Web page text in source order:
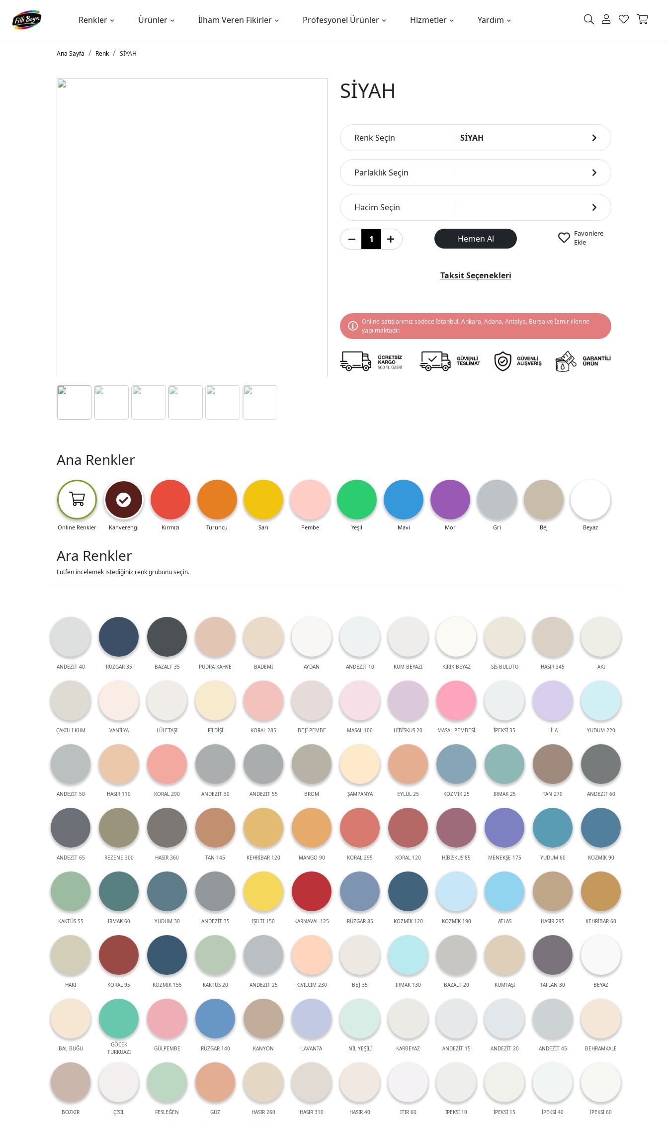
Renkler Ürünler İlham Veren Fikirler Profesyonel Ürünler Hizmetler Yardım
Ana Sayfa Renk SİYAH
SİYAH
Renk Seçin SİYAH
Parlaklık Seçin
Hacim Seçin
Hemen Al
Favorilere
Ekle
Taksit Seçenekleri
Online satışlarımız sadece İstanbul, Ankara, Adana, Antalya, Bursa ve İzmir illerine
yapılmaktadır.
Ana Renkler
Online Renkler Kahverengi Kırmızı Turuncu Sarı Pembe Yeşil Mavi Mor Gri Bej Beyaz
Ara Renkler
Lütfen incelemek istediğiniz renk grubunu seçin.
ANDEZİT 40 RÜZGAR 35 BAZALT 35 PUDRA KAHVE BADEMİ AYDAN ANDEZİT 10 KUM BEYAZI KIRIK BEYAZ SİS BULUTU HASIR 345 AKİ
ÇAKILLI KUM VANİLYA LÜLETAŞI FİLDİŞİ KORAL 285 BEJİ PEMBE MASAL 100 HİBİSKUS 20 MASAL PEMBESİ İPEKSİ 35 LİLA YUDUM 220
ANDEZİT 50 HASIR 110 KORAL 290 ANDEZİT 30 ANDEZİT 55 BROM ŞAMPANYA EYLÜL 25 KOZMİK 25 IRMAK 25 TAN 270 ANDEZİT 60
ANDEZİT 65 REZENE 300 HASIR 360 TAN 145 KEHRİBAR 120 MANGO 90 KORAL 295 KORAL 120 HİBİSKUS 85 MENEKŞE 175 YUDUM 60 KOZMİK 90
KAKTÜS 55 IRMAK 60 YUDUM 30 ANDEZİT 35 IŞILTI 150 KARNAVAL 125 RÜZGAR 85 KOZMİK 120 KOZMİK 190 ATLAS HASIR 295 KEHRİBAR 60
HAKİ KORAL 95 KOZMİK 155 KAKTÜS 20 ANDEZİT 25 KIVILCIM 230 BEJ 35 IRMAK 130 BAZALT 20 KUMTAŞI TAFLAN 30 BEYAZ
BAL BUĞU
GÖCEK
TURKUAZI
GÜLPEMBE RÜZGAR 140 KANYON LAVANTA NİL YEŞİLİ KARBEYAZ ANDEZİT 15 ANDEZİT 20 ANDEZİT 45 BEHRAMKALE
BOZKIR ÇİSİL FESLEĞEN GÜZ HASIR 260 HASIR 310 HASIR 40 ITIR 60 İPEKSİ 10 İPEKSİ 15 İPEKSİ 40 İPEKSİ 60